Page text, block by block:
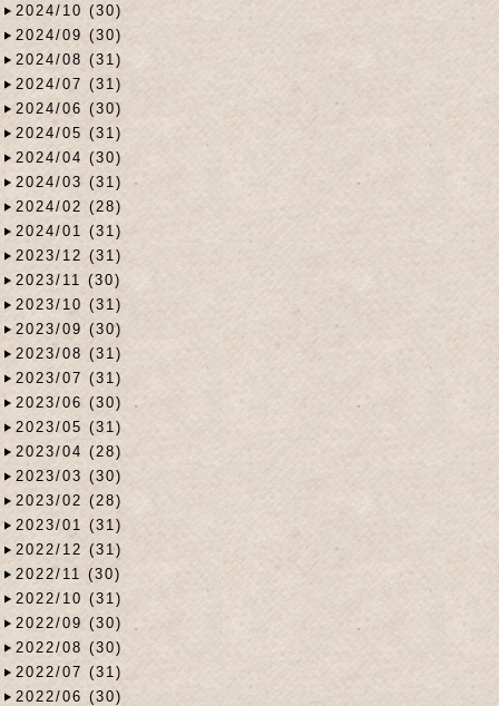
2024/10 (30)
2024/09 (30)
2024/08 (31)
2024/07 (31)
2024/06 (30)
2024/05 (31)
2024/04 (30)
2024/03 (31)
2024/02 (28)
2024/01 (31)
2023/12 (31)
2023/11 (30)
2023/10 (31)
2023/09 (30)
2023/08 (31)
2023/07 (31)
2023/06 (30)
2023/05 (31)
2023/04 (28)
2023/03 (30)
2023/02 (28)
2023/01 (31)
2022/12 (31)
2022/11 (30)
2022/10 (31)
2022/09 (30)
2022/08 (30)
2022/07 (31)
2022/06 (30)